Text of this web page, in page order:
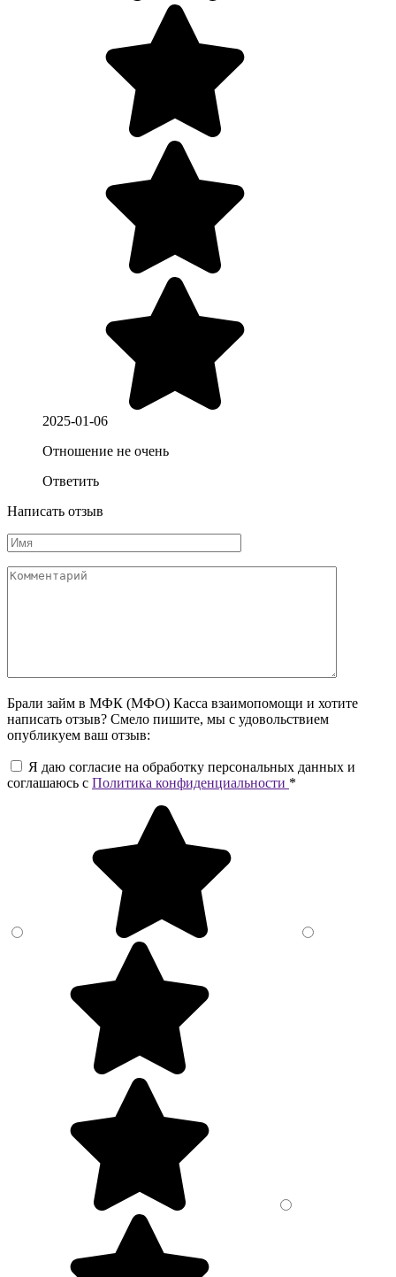
2025-01-06
Отношение не очень
Ответить
Написать отзыв
Брали займ в МФК (МФО) Касса взаимопомощи и хотите
написать отзыв? Смело пишите, мы с удовольствием
опубликуем ваш отзыв:
Я даю согласие на обработку персональных данных и
соглашаюсь c Политика конфиденциальности *